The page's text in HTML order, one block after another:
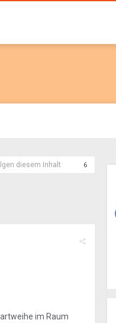
diesem Inhalt 6
im Raum